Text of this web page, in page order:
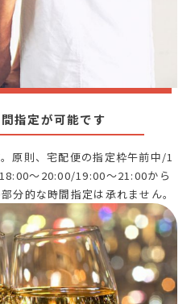
指定が可能です
原則、宅配便の指定枠午前中/1
～20:00/19:00～21:00から
分的な時間指定は承れません。